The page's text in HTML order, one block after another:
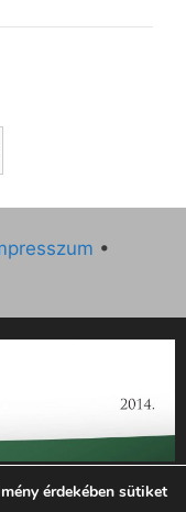
•
évi működésének
sz. támogatási
érdekében sütiket